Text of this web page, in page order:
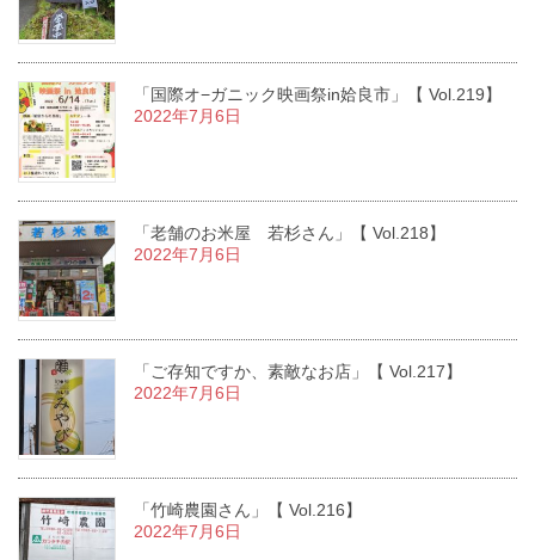
「国際オ−ガニック映画祭in姶良市」【 Vol.219】
2022年7月6日
「老舗のお米屋 若杉さん」【 Vol.218】
2022年7月6日
「ご存知ですか、素敵なお店」【 Vol.217】
2022年7月6日
「竹崎農園さん」【 Vol.216】
2022年7月6日